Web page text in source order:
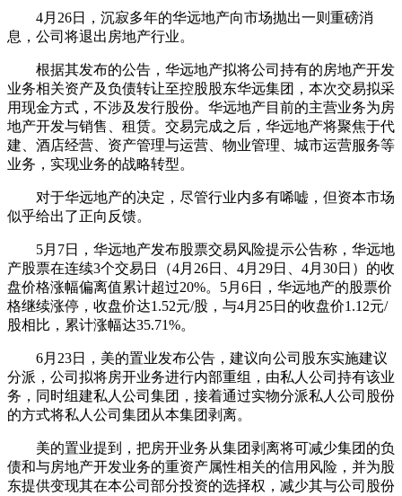
4月26日，沉寂多年的华远地产向市场抛出一则重磅消
息，公司将退出房地产行业。
根据其发布的公告，华远地产拟将公司持有的房地产开发
业务相关资产及负债转让至控股股东华远集团，本次交易拟采
用现金方式，不涉及发行股份。华远地产目前的主营业务为房
地产开发与销售、租赁。交易完成之后，华远地产将聚焦于代
建、酒店经营、资产管理与运营、物业管理、城市运营服务等
业务，实现业务的战略转型。
对于华远地产的决定，尽管行业内多有唏嘘，但资本市场
似乎给出了正向反馈。
5月7日，华远地产发布股票交易风险提示公告称，华远地
产股票在连续3个交易日（4月26日、4月29日、4月30日）的收
盘价格涨幅偏离值累计超过20%。5月6日，华远地产的股票价
格继续涨停，收盘价达1.52元/股，与4月25日的收盘价1.12元/
股相比，累计涨幅达35.71%。
6月23日，美的置业发布公告，建议向公司股东实施建议
分派，公司拟将房开业务进行内部重组，由私人公司持有该业
务，同时组建私人公司集团，接着通过实物分派私人公司股份
的方式将私人公司集团从本集团剥离。
美的置业提到，把房开业务从集团剥离将可减少集团的负
债和与房地产开发业务的重资产属性相关的信用风险，并为股
东提供变现其在本公司部分投资的选择权，减少其与公司股份